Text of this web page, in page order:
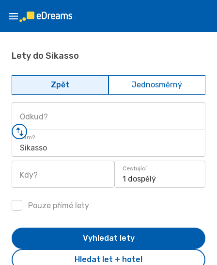
Lety do Sikasso
Zpět Jednosměrný
Odkud?
Kam?
Sikasso
Kdy?
Cestující
1 dospělý
Pouze přímé lety
Hledat let + hotel
Vyhledat lety